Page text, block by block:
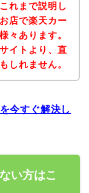
れまで説明し
店で楽天カー
々あります。
イトより、直
しれません。
今すぐ解決し
い方はこ